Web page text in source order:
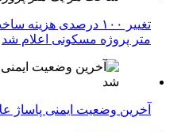
تغییر ۱۰۰ درصدی
متر پروژه مسکونی اعلام شد
آخرین وضعیت ایمنی پاساژ